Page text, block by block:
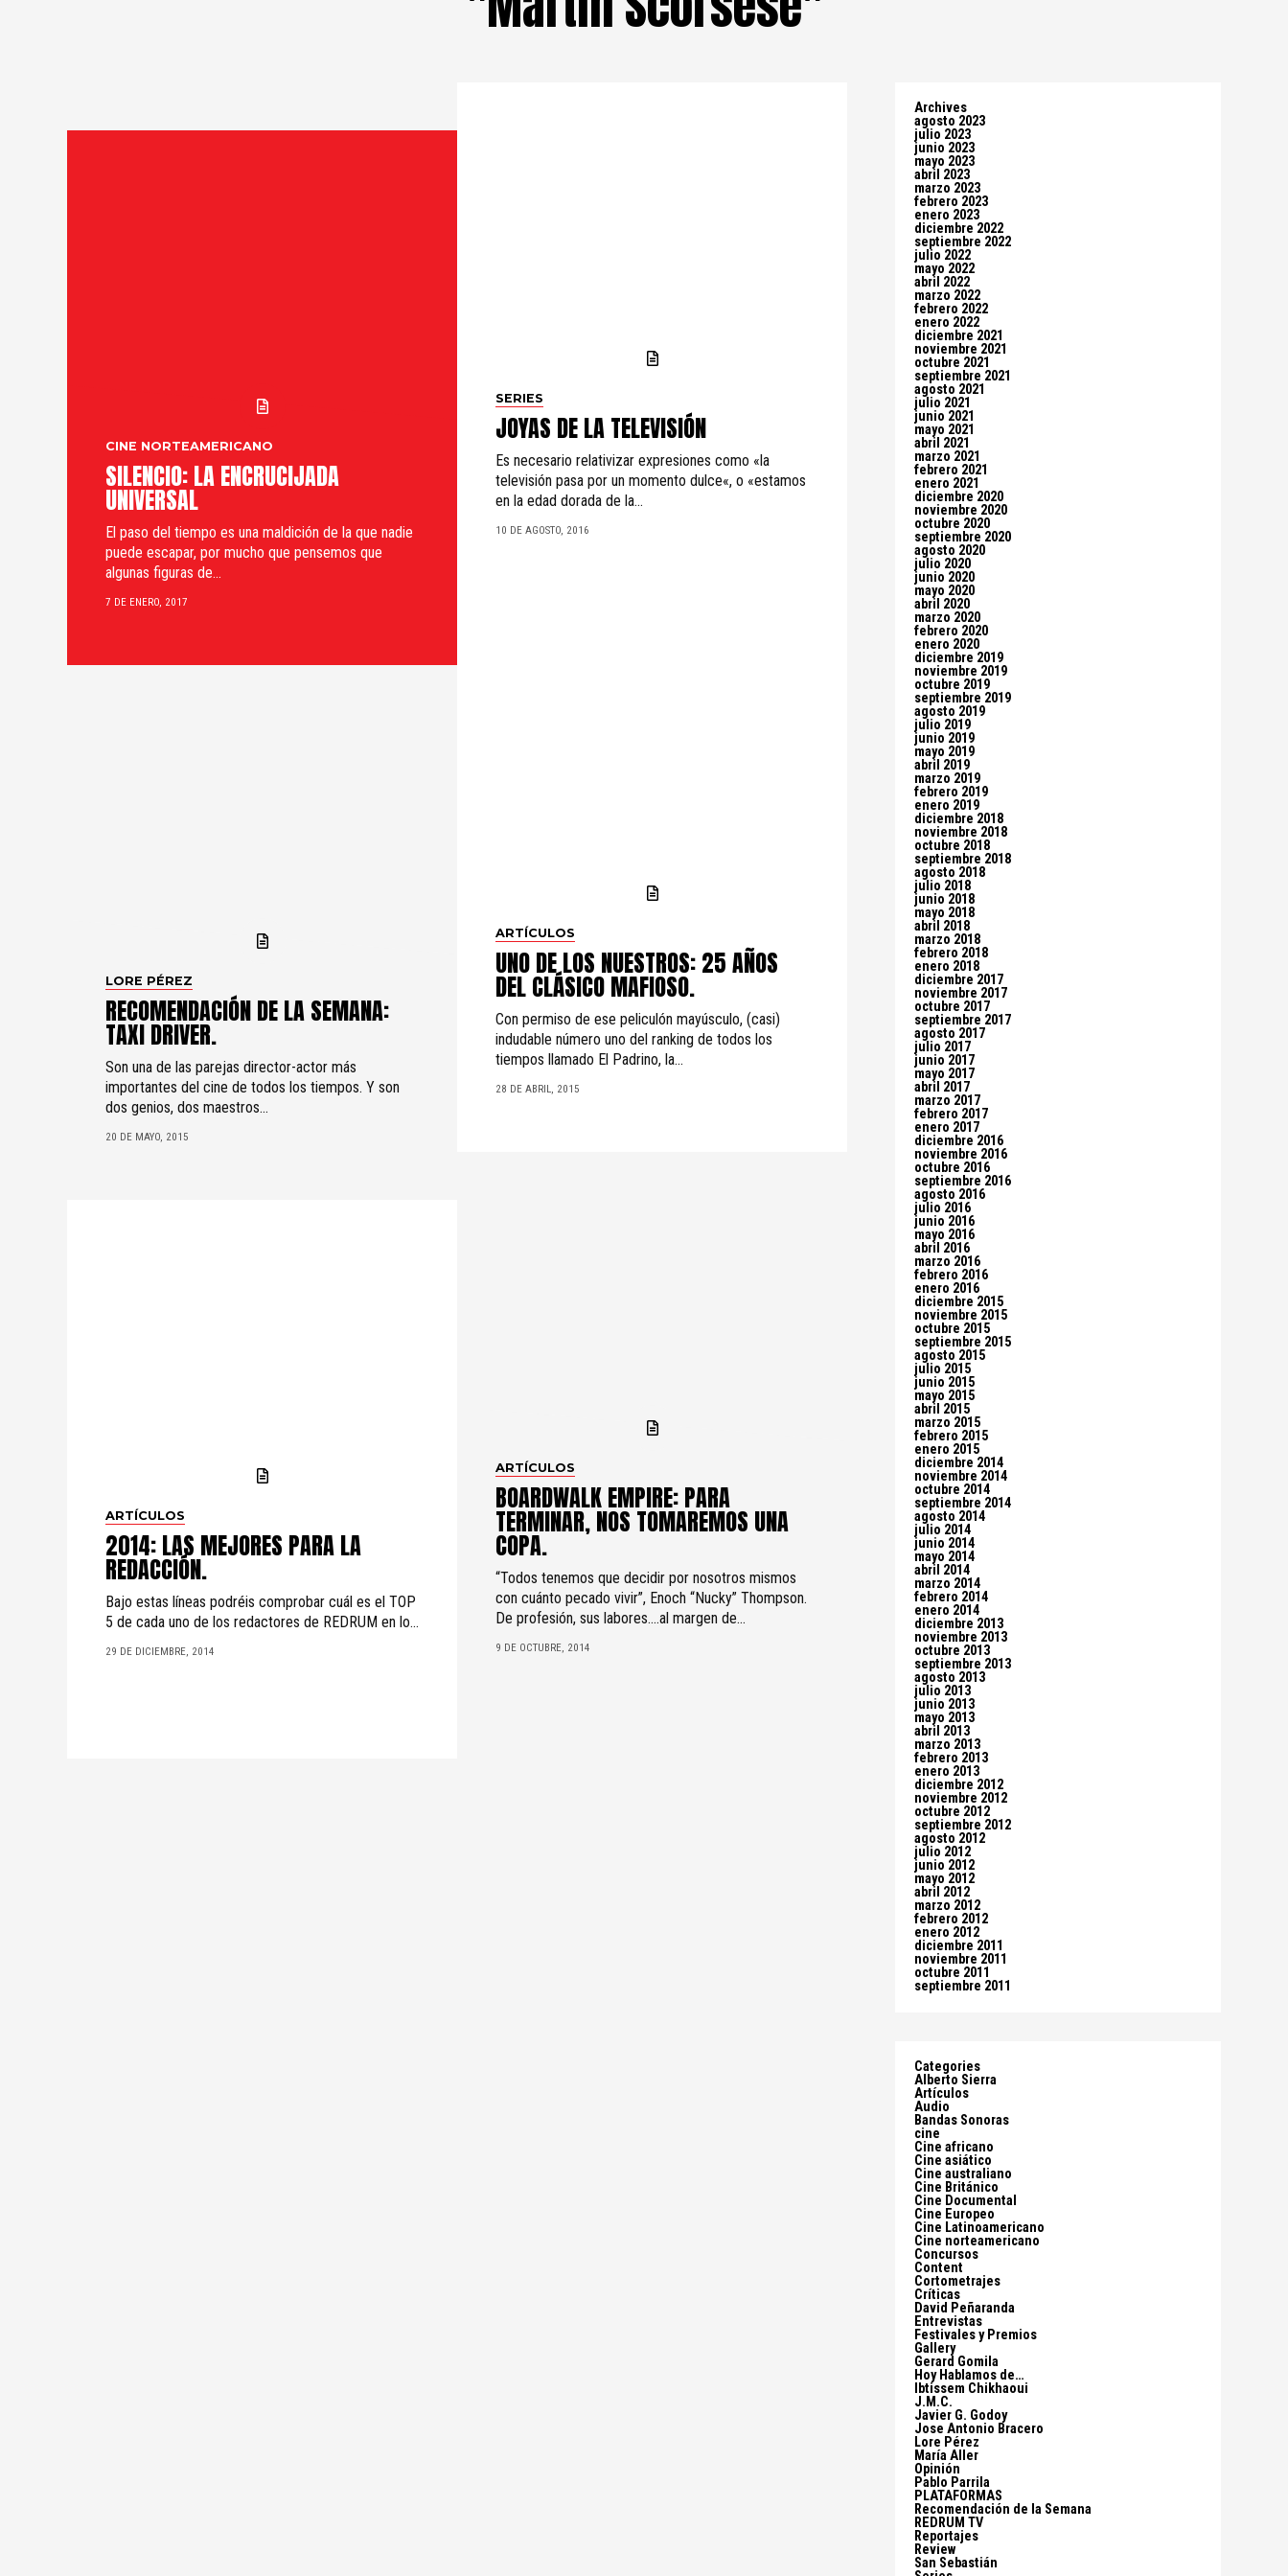
CINE NORTEAMERICANO
SILENCIO: LA ENCRUCIJADA
UNIVERSAL
El paso del tiempo es una maldición de la que nadie
puede escapar, por mucho que pensemos que
algunas figuras de...
7 DE ENERO, 2017
SERIES
JOYAS DE LA TELEVISIÓN
Es necesario relativizar expresiones como «la
televisión pasa por un momento dulce«, o «estamos
en la edad dorada de la...
10 DE AGOSTO, 2016
LORE PÉREZ
RECOMENDACIÓN DE LA SEMANA:
TAXI DRIVER.
Son una de las parejas director-actor más
importantes del cine de todos los tiempos. Y son
dos genios, dos maestros...
20 DE MAYO, 2015
ARTÍCULOS
UNO DE LOS NUESTROS: 25 AÑOS
DEL CLÁSICO MAFIOSO.
Con permiso de ese peliculón mayúsculo, (casi)
indudable número uno del ranking de todos los
tiempos llamado El Padrino, la...
28 DE ABRIL, 2015
ARTÍCULOS
2014: LAS MEJORES PARA LA
REDACCIÓN.
Bajo estas líneas podréis comprobar cuál es el TOP
5 de cada uno de los redactores de REDRUM en lo...
29 DE DICIEMBRE, 2014
ARTÍCULOS
BOARDWALK EMPIRE: PARA
TERMINAR, NOS TOMAREMOS UNA
COPA.
“Todos tenemos que decidir por nosotros mismos
con cuánto pecado vivir”, Enoch “Nucky” Thompson.
De profesión, sus labores….al margen de...
9 DE OCTUBRE, 2014
Archives
agosto 2023
julio 2023
junio 2023
mayo 2023
abril 2023
marzo 2023
febrero 2023
enero 2023
diciembre 2022
septiembre 2022
julio 2022
mayo 2022
abril 2022
marzo 2022
febrero 2022
enero 2022
diciembre 2021
noviembre 2021
octubre 2021
septiembre 2021
agosto 2021
julio 2021
junio 2021
mayo 2021
abril 2021
marzo 2021
febrero 2021
enero 2021
diciembre 2020
noviembre 2020
octubre 2020
septiembre 2020
agosto 2020
julio 2020
junio 2020
mayo 2020
abril 2020
marzo 2020
febrero 2020
enero 2020
diciembre 2019
noviembre 2019
octubre 2019
septiembre 2019
agosto 2019
julio 2019
junio 2019
mayo 2019
abril 2019
marzo 2019
febrero 2019
enero 2019
diciembre 2018
noviembre 2018
octubre 2018
septiembre 2018
agosto 2018
julio 2018
junio 2018
mayo 2018
abril 2018
marzo 2018
febrero 2018
enero 2018
diciembre 2017
noviembre 2017
octubre 2017
septiembre 2017
agosto 2017
julio 2017
junio 2017
mayo 2017
abril 2017
marzo 2017
febrero 2017
enero 2017
diciembre 2016
noviembre 2016
octubre 2016
septiembre 2016
agosto 2016
julio 2016
junio 2016
mayo 2016
abril 2016
marzo 2016
febrero 2016
enero 2016
diciembre 2015
noviembre 2015
octubre 2015
septiembre 2015
agosto 2015
julio 2015
junio 2015
mayo 2015
abril 2015
marzo 2015
febrero 2015
enero 2015
diciembre 2014
noviembre 2014
octubre 2014
septiembre 2014
agosto 2014
julio 2014
junio 2014
mayo 2014
abril 2014
marzo 2014
febrero 2014
enero 2014
diciembre 2013
noviembre 2013
octubre 2013
septiembre 2013
agosto 2013
julio 2013
junio 2013
mayo 2013
abril 2013
marzo 2013
febrero 2013
enero 2013
diciembre 2012
noviembre 2012
octubre 2012
septiembre 2012
agosto 2012
julio 2012
junio 2012
mayo 2012
abril 2012
marzo 2012
febrero 2012
enero 2012
diciembre 2011
noviembre 2011
octubre 2011
septiembre 2011
Categories
Alberto Sierra
Artículos
Audio
Bandas Sonoras
cine
Cine africano
Cine asiático
Cine australiano
Cine Británico
Cine Documental
Cine Europeo
Cine Latinoamericano
Cine norteamericano
Concursos
Content
Cortometrajes
Críticas
David Peñaranda
Entrevistas
Festivales y Premios
Gallery
Gerard Gomila
Hoy Hablamos de…
Ibtissem Chikhaoui
J.M.C.
Javier G. Godoy
Jose Antonio Bracero
Lore Pérez
María Aller
Opinión
Pablo Parrila
PLATAFORMAS
Recomendación de la Semana
REDRUM TV
Reportajes
Review
San Sebastián